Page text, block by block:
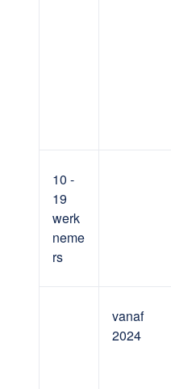
10 -
19
werk
neme
rs
vanaf
2024